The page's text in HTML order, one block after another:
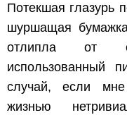
Потекшая глазурь
шуршащая
отлипла от
использованный
случай, если
жизнью